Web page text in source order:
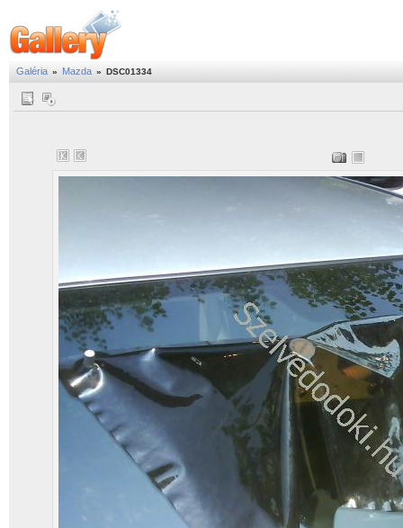
Galéria » Mazda » DSC01334